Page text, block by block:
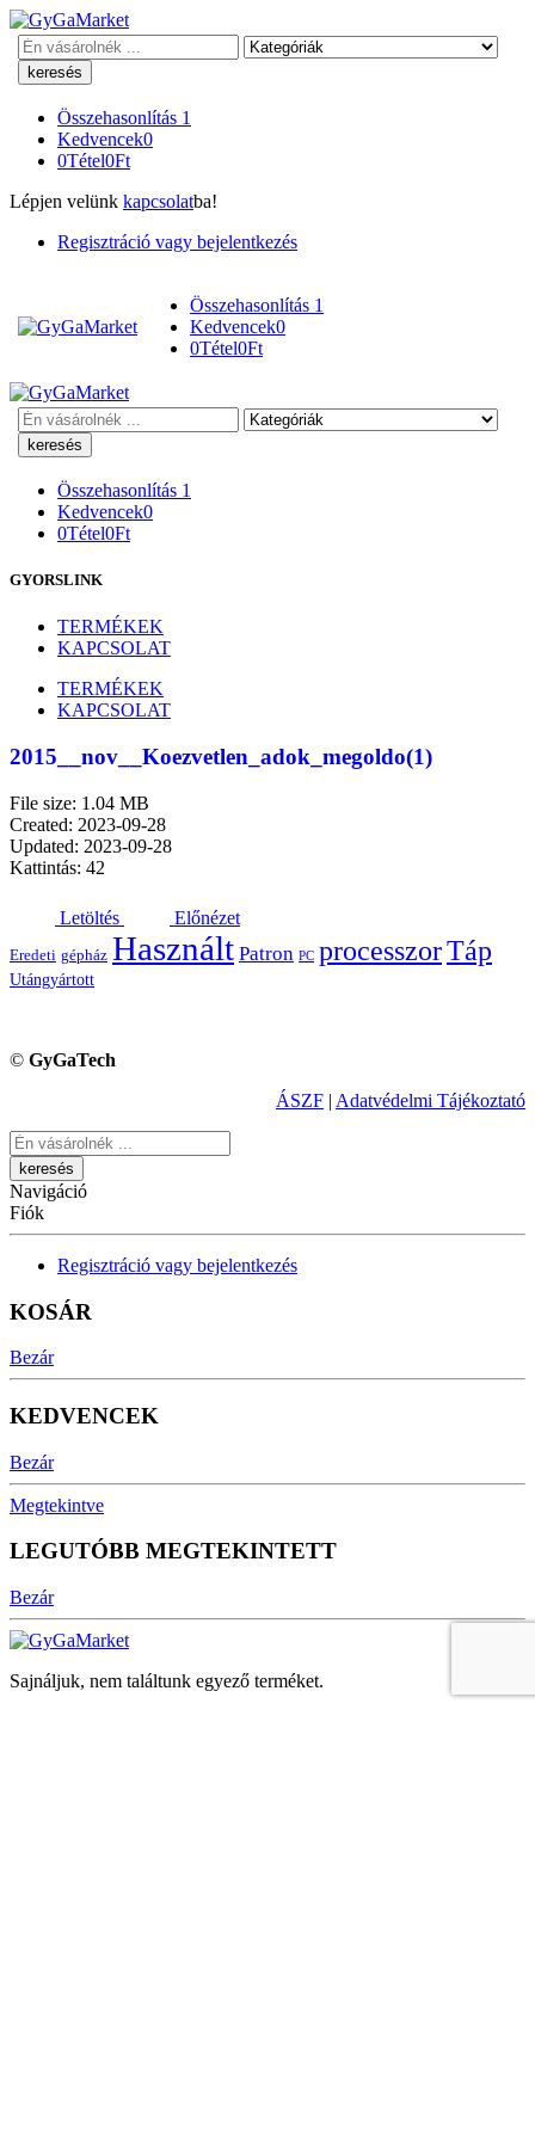
Keresés
Összehasonlítás 1
Kedvencek0
0Tétel0Ft
Lépjen velünk kapcsolatba!
Regisztráció vagy bejelentkezés
Összehasonlítás 1
Kedvencek0
0Tétel0Ft
Keresés
Összehasonlítás 1
Kedvencek0
0Tétel0Ft
GYORSLINK
TERMÉKEK
KAPCSOLAT
TERMÉKEK
KAPCSOLAT
2015__nov__Koezvetlen_adok_megoldo(1)
File size: 1.04 MB
Created: 2023-09-28
Updated: 2023-09-28
Kattintás: 42
Letöltés Előnézet
Eredeti gépház Használt Patron PC processzorTáp
Utángyártott
© GyGaTech
ÁSZF | Adatvédelmi Tájékoztató
Keresés
Navigáció
Fiók
Regisztráció vagy bejelentkezés
KOSÁR
Bezár
KEDVENCEK
Bezár
Megtekintve
LEGUTÓBB MEGTEKINTETT
Bezár
Sajnáljuk, nem találtunk egyező terméket.